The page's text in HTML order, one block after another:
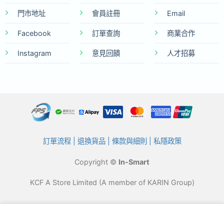
門市地址
Facebook
Instagram
會員註冊
訂單查詢
意見回饋
Email
商業合作
人才招募
訂單流程| 退換貨品| 條款與細則 私隱政策
Copyright © In-Smart
KCF A Store Limited (A member of KARIN Group)